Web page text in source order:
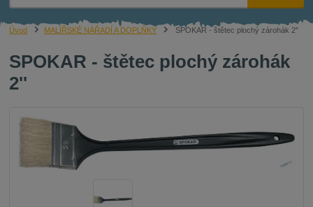
Úvod MALÍŘSKÉ NÁŘADÍ A DOPLŇKY SPOKAR - štětec plochý zárohák 2''
SPOKAR - štětec plochý zárohák
2''